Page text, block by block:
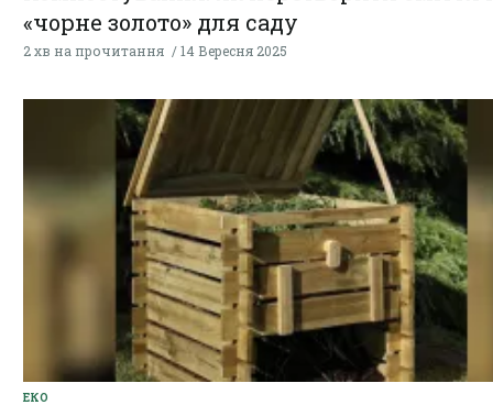
«чорне золото» для саду
2 хв на прочитання 14 Вересня 2025
ЕКО